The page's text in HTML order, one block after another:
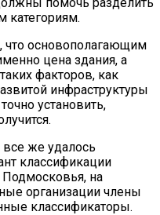
категориям.
что основополагающим
цена здания, а
факторов, как
инфраструктуры
установить,
же удалось
классификации
на
организации члены
классификаторы.